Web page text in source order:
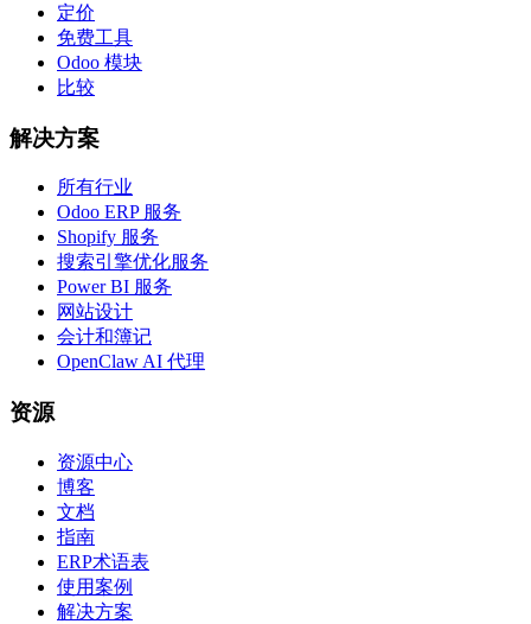
定价
免费工具
Odoo 模块
比较
解决方案
所有行业
Odoo ERP 服务
Shopify 服务
搜索引擎优化服务
Power BI 服务
网站设计
会计和簿记
OpenClaw AI 代理
资源
资源中心
博客
文档
指南
ERP术语表
使用案例
解决方案